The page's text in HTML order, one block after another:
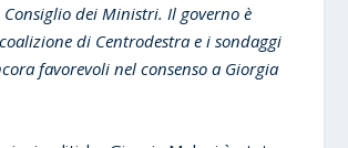
Consiglio dei Ministri. Il governo è
di Centrodestra e i sondaggi
favorevoli nel consenso a Giorgia